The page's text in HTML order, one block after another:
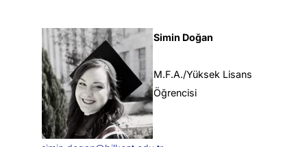
Simin Doğan
M.F.A./Yüksek Lisans
Öğrencisi